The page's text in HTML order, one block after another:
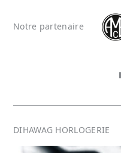
Notre partenaire
DIHAWAG HORLOGERIE